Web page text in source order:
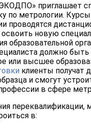
приглашает
по метрологии. Курсы
проводятся
новую
образовательной
должно
или высшее
клиенты получат
и смогут
в сфере
переквалификации,
в: